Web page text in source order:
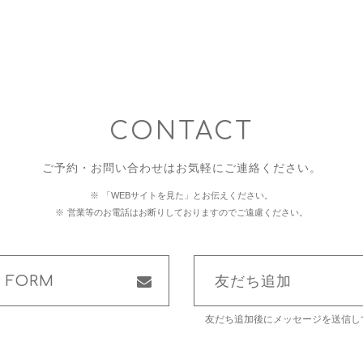
CONTACT
ご予約・お問い合わせはお気軽にご連絡ください。
「WEBサイトを見た」とお伝えください。
営業等のお電話はお断りしておりますのでご遠慮ください。
友だち追加
友だち追加後にメッセージを送信し